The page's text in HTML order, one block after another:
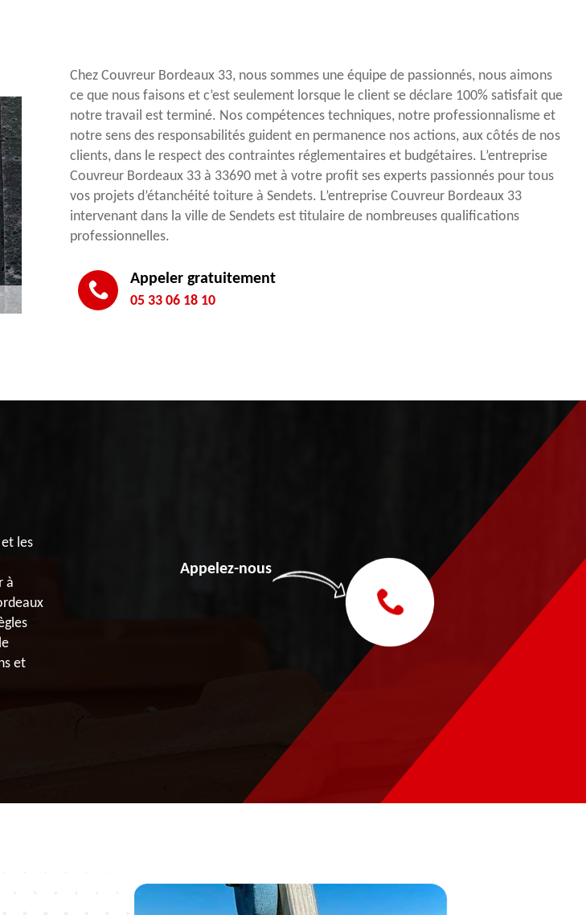
Chez Couvreur Bordeaux 33, nous sommes une équipe de passionnés, nous aimons
ce que nous faisons et c’est seulement lorsque le client se déclare 100% satisfait que
notre travail est terminé. Nos compétences techniques, notre professionnalisme et
notre sens des responsabilités guident en permanence nos actions, aux côtés de nos
clients, dans le respect des contraintes réglementaires et budgétaires. L’entreprise
Couvreur Bordeaux 33 à 33690 met à votre profit ses experts passionnés pour tous
vos projets d’étanchéité toiture à Sendets. L’entreprise Couvreur Bordeaux 33
intervenant dans la ville de Sendets est titulaire de nombreuses qualifications
professionnelles.
Appeler gratuitement
05 33 06 18 10
les
à
et
Appelez-nous